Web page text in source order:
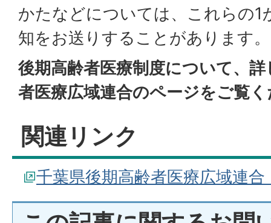
かたなどについては、これらの1
知をお送りすることがあります。
後期高齢者医療制度について、
者医療広域連合のページをご覧
関連リンク
千葉県後期高齢者医療広域連